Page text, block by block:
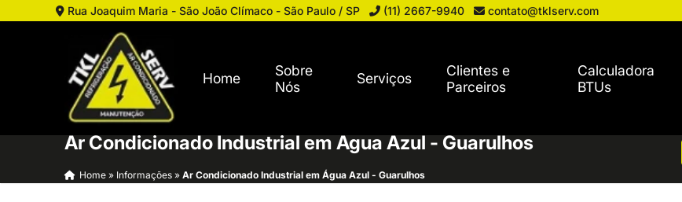
Rua Joaquim Maria - São João Clímaco - São Paulo / SP (11) 2667-9940 contato@tklserv.com
Home
Sobre
Nós
Serviços
Clientes e
Parceiros
Calculadora
BTUs
Ar Condicionado Industrial em Água Azul - Guarulhos
Home » Informações »Ar Condicionado Industrial em Água Azul - Guarulhos